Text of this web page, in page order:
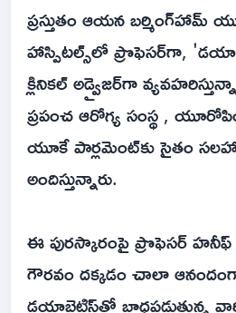
ప్రస్తుతం ఆయన బర్మింగ్‌హామ్
హాస్పిటల్స్‌లో ప్రొఫెసర్‌గా,
క్లినికల్ అడ్వైజర్‌గా
ప్రపంచ ఆరోగ్య సంస్థ ,
యూకే పార్లమెంట్‌కు సైతం
అందిస్తున్నారు.
ఈ పురస్కారంపై ప్రొఫెసర్ హనీఫ్
గౌరవం దక్కడం చాలా
డయాబెటిస్‌తో బాధపడుతున్న